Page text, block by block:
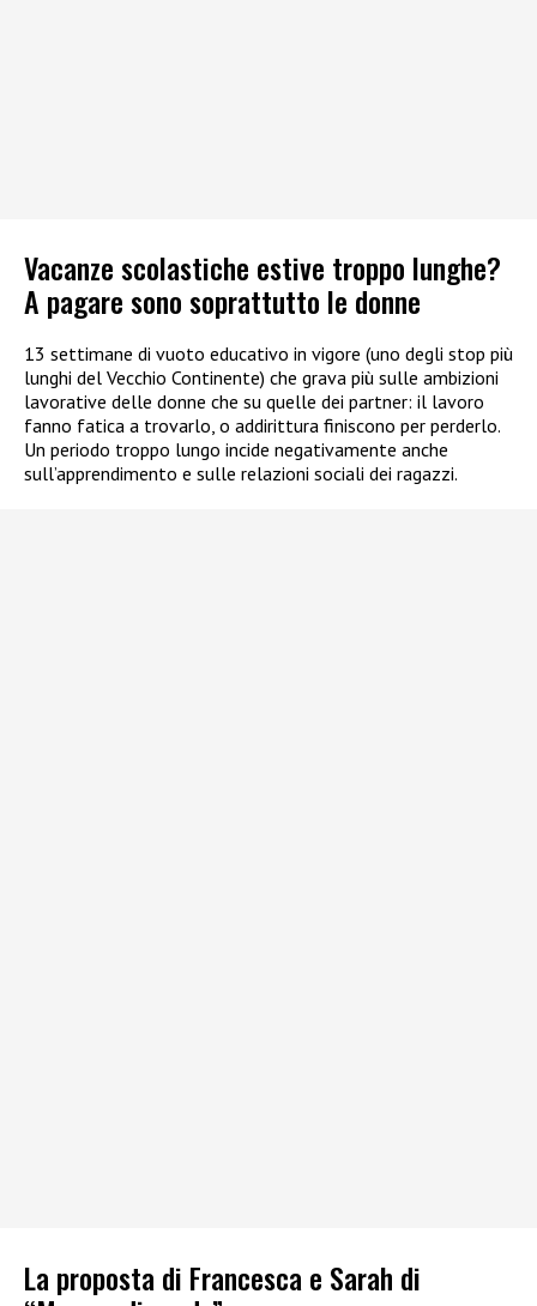
Vacanze scolastiche estive troppo lunghe?
A pagare sono soprattutto le donne
13 settimane di vuoto educativo in vigore (uno degli stop più
lunghi del Vecchio Continente) che grava più sulle ambizioni
lavorative delle donne che su quelle dei partner: il lavoro
fanno fatica a trovarlo, o addirittura finiscono per perderlo.
Un periodo troppo lungo incide negativamente anche
sull’apprendimento e sulle relazioni sociali dei ragazzi.
La proposta di Francesca e Sarah di